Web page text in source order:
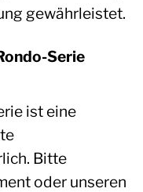
gewährleistet.
Serie
ist eine
Bitte
oder unseren